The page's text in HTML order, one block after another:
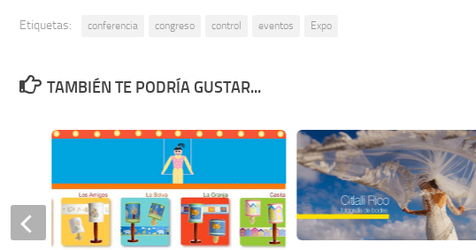
Etiquetas: conferencia congreso control eventos Expo
TAMBIÉN TE PODRÍA GUSTAR...